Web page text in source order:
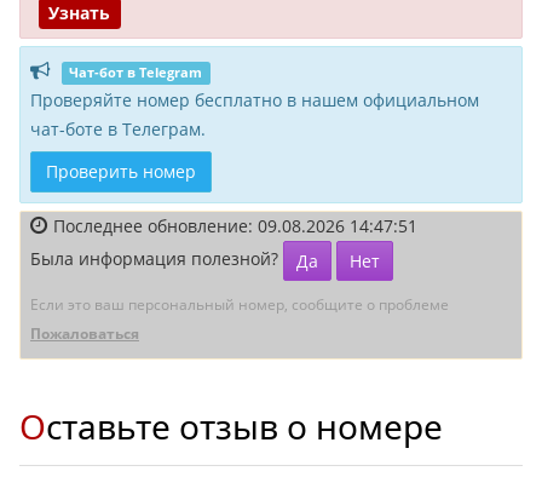
Узнать
Чат-бот в Telegram
Проверяйте номер бесплатно в нашем официальном
чат-боте в Телеграм.
Проверить номер
Последнее обновление: 09.08.2026 14:47:51
Была информация полезной?
Да Нет
Если это ваш персональный номер, сообщите о проблеме
Пожаловаться
Оставьте отзыв о номере